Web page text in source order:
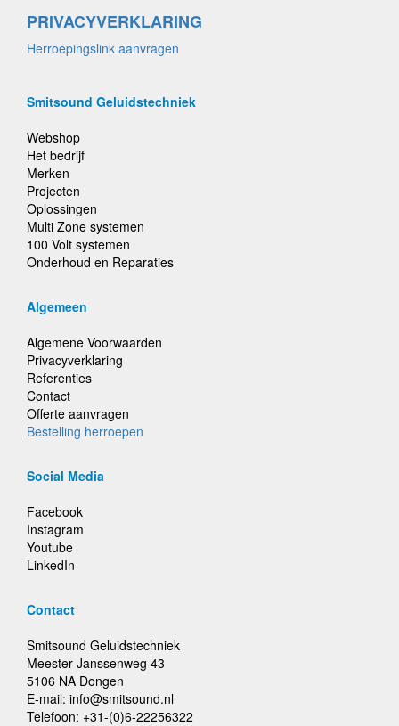
PRIVACYVERKLARING
Herroepingslink aanvragen
Smitsound Geluidstechniek
Webshop
Het bedrijf
Merken
Projecten
Oplossingen
Multi Zone systemen
100 Volt systemen
Onderhoud en Reparaties
Algemeen
Algemene Voorwaarden
Privacyverklaring
Referenties
Contact
Offerte aanvragen
Bestelling herroepen
Social Media
Facebook
Instagram
Youtube
LinkedIn
Contact
Smitsound Geluidstechniek
Meester Janssenweg 43
5106 NA Dongen
E-mail: info@smitsound.nl
Telefoon: +31-(0)6-22256322